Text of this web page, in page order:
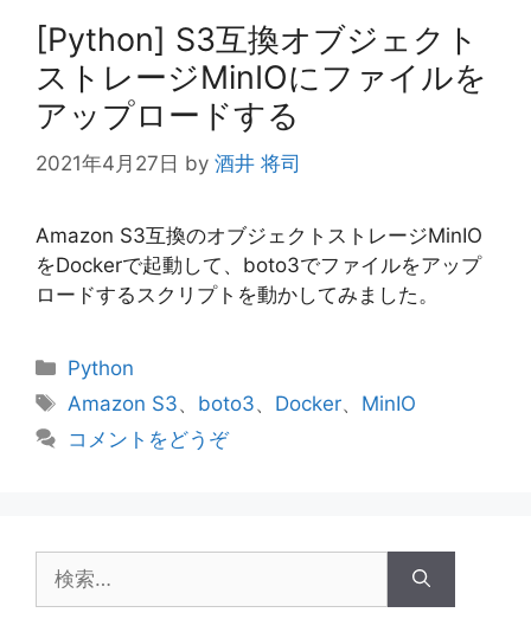
[Python] S3互換オブジェクト
ストレージMinIOにファイルを
アップロードする
2021年4月27日 by 酒井 将司
Amazon S3互換のオブジェクトストレージMinIO
をDockerで起動して、boto3でファイルをアップ
ロードするスクリプトを動かしてみました。
カ
テ
リ
Python
タ
Amazon S3、 boto3、 Docker、 MinIO
コメントをどうぞ
索: